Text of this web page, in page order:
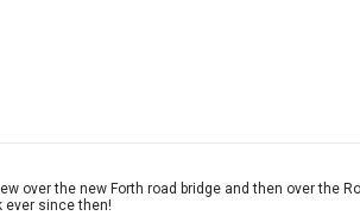
over the new Forth road bridge and then over the
ever since then!